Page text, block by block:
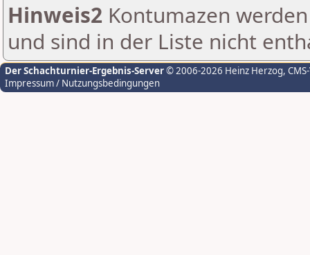
Hinweis2 Kontumazen
und sind in der Liste nicht
Der Schachturnier-Ergebnis-Server© 2006-2026 Heinz Herzog,
Impressum / Nutzungsbedingungen